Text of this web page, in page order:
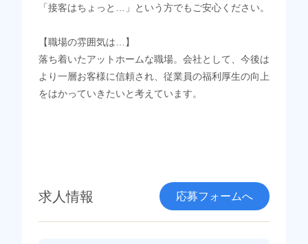
「接客はちょっと…」という方でもご安心ください。
【職場の雰囲気は…】
落ち着いたアットホームな職場。会社として、今後は
より一層お客様に信頼され、従業員の福利厚生の向上
をはかっていきたいと考えています。
求人情報 応募フォームへ